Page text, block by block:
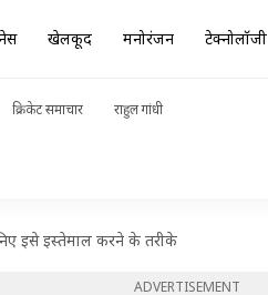
खेलकूद मनोरंजन टेक्नोलॉजी
क्रिकेट समाचार राहुल गांधी
इसे इस्तेमाल करने के तरीके
ADVERTISEMENT